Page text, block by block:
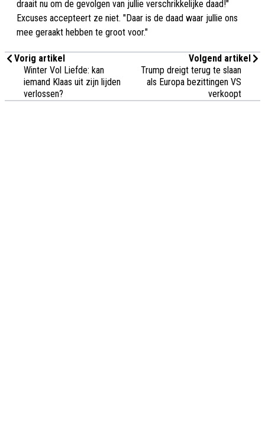
draait nu om de gevolgen van jullie verschrikkelijke daad!"
Excuses accepteert ze niet. "Daar is de daad waar jullie ons
mee geraakt hebben te groot voor."
Vorig artikel
Winter Vol Liefde: kan
iemand Klaas uit zijn lijden
verlossen?
Volgend artikel
Trump dreigt terug te slaan
als Europa bezittingen VS
verkoopt